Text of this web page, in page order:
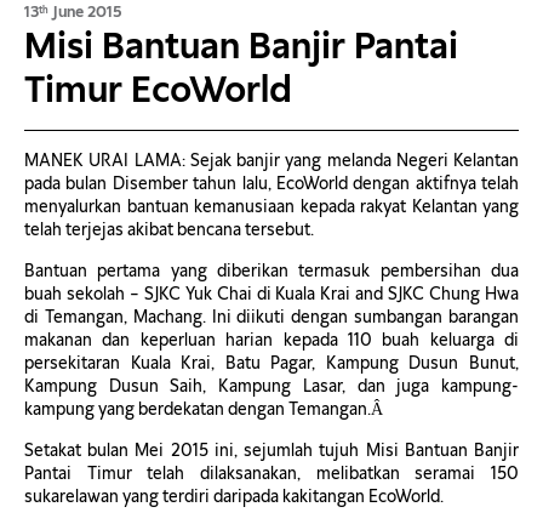
13th June 2015
Misi Bantuan Banjir Pantai
Timur EcoWorld
MANEK URAI LAMA: Sejak banjir yang melanda Negeri Kelantan
pada bulan Disember tahun lalu, EcoWorld dengan aktifnya telah
menyalurkan bantuan kemanusiaan kepada rakyat Kelantan yang
telah terjejas akibat bencana tersebut.
Bantuan pertama yang diberikan termasuk pembersihan dua
buah sekolah – SJKC Yuk Chai di Kuala Krai and SJKC Chung Hwa
di Temangan, Machang. Ini diikuti dengan sumbangan barangan
makanan dan keperluan harian kepada 110 buah keluarga di
persekitaran Kuala Krai, Batu Pagar, Kampung Dusun Bunut,
Kampung Dusun Saih, Kampung Lasar, dan juga kampung-
kampung yang berdekatan dengan Temangan.Â
Setakat bulan Mei 2015 ini, sejumlah tujuh Misi Bantuan Banjir
Pantai Timur telah dilaksanakan, melibatkan seramai 150
sukarelawan yang terdiri daripada kakitangan EcoWorld.